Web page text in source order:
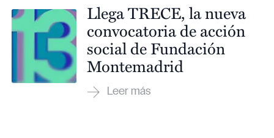
Llega TRECE, la nueva
convocatoria de acción
social de Fundación
Montemadrid